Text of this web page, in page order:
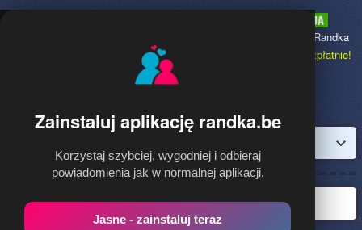
Zainstaluj aplikację randka.be
Korzystaj szybciej, wygodniej i odbieraj
powiadomienia jak w normalnej aplikacji.
Jasne - zainstaluj teraz
to najpopularniejsza Randka
dla Polaków w Belgii,
dołącz bezpłatnie!
Najlepsza randka w Belgii